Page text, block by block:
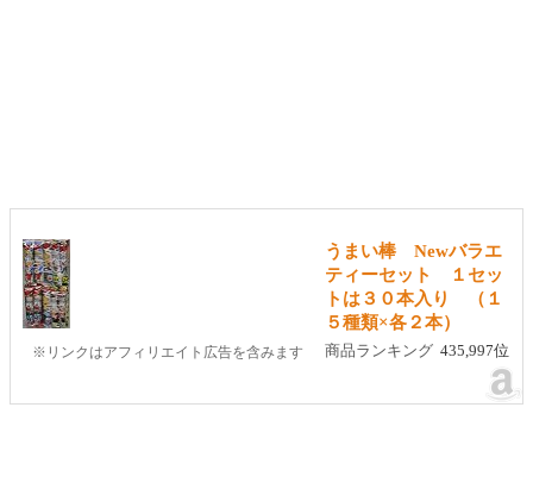
※リンクはアフィリエイト広告を含みます
うまい棒 Newバラエ
ティーセット １セッ
トは３０本入り （１
５種類×各２本）
商品ランキング 435,997位